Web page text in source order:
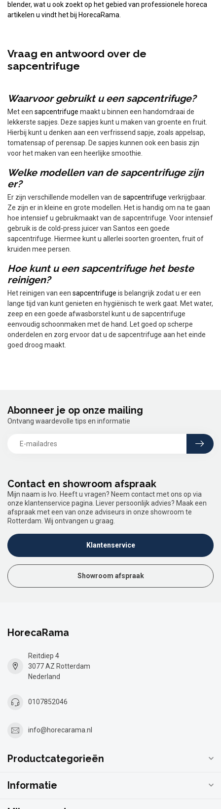
blender, wat u ook zoekt op het gebied van professionele horeca
artikelen u vindt het bij HorecaRama.
Vraag en antwoord over de
sapcentrifuge
Waarvoor gebruikt u een sapcentrifuge?
Met een sapcentrifuge maakt u binnen een handomdraai de
lekkerste sapjes. Deze sapjes kunt u maken van groente en fruit.
Hierbij kunt u denken aan een verfrissend sapje, zoals appelsap,
tomatensap of perensap. De sapjes kunnen ook een basis zijn
voor het maken van een heerlijke smoothie.
Welke modellen van de sapcentrifuge zijn
er?
Er zijn verschillende modellen van de sapcentrifuge verkrijgbaar.
Ze zijn er in kleine en grote modellen. Het is handig om na te gaan
hoe intensief u gebruikmaakt van de sapcentrifuge. Voor intensief
gebruik is de cold-press juicer van Santos een goede
sapcentrifuge. Hiermee kunt u allerlei soorten groenten, fruit of
kruiden mee persen.
Hoe kunt u een sapcentrifuge het beste
reinigen?
Het reinigen van een sapcentrifuge is belangrijk zodat u er een
lange tijd van kunt genieten en hygiënisch te werk gaat. Met water,
zeep en een goede afwasborstel kunt u de sapcentrifuge
eenvoudig schoonmaken met de hand. Let goed op scherpe
onderdelen en zorg ervoor dat u de sapcentrifuge aan het einde
goed droog maakt.
Contact en showroom afspraak
Mijn naam is Ivo. Heeft u vragen? Neem contact met ons op via
onze klantenservice pagina. Liever persoonlijk advies? Maak een
afspraak met een van onze adviseurs in onze showroom te
Rotterdam. Wij ontvangen u graag.
Klantenservice
Showroom afspraak
Abonneer je op onze mailing
Ontvang waardevolle tips en informatie
HorecaRama
Reitdiep 4
3077 AZ Rotterdam
Nederland
0107852046
info@horecarama.nl
Productcategorieën
Informatie